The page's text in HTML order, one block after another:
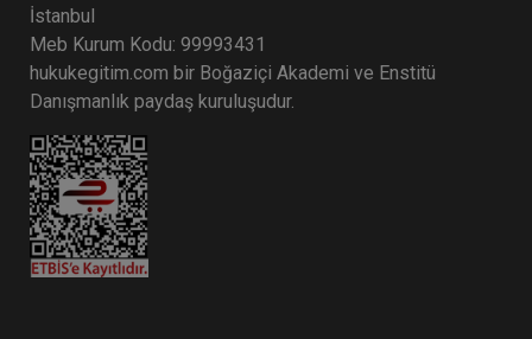
İstanbul
Meb Kurum Kodu: 99993431
hukukegitim.com bir Boğaziçi Akademi ve Enstitü
Danışmanlık paydaş kuruluşudur.